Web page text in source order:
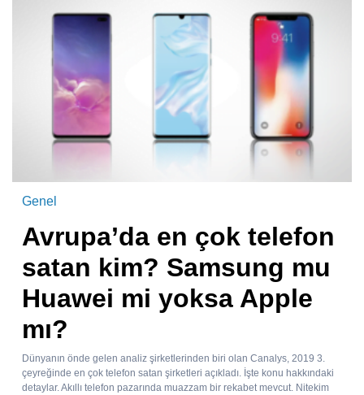
Genel
Avrupa’da en çok telefon
satan kim? Samsung mu
Huawei mi yoksa Apple
mı?
Dünyanın önde gelen analiz şirketlerinden biri olan Canalys, 2019 3.
çeyreğinde en çok telefon satan şirketleri açıkladı. İşte konu hakkındaki
detaylar. Akıllı telefon pazarında muazzam bir rekabet mevcut. Nitekim